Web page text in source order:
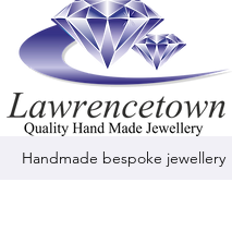
Handmade bespoke jewellery